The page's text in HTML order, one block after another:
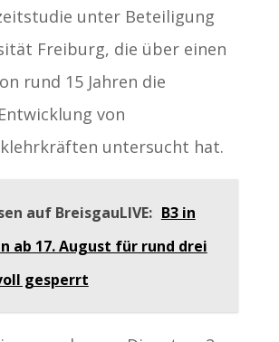
unter Beteiligung
Freiburg, die über einen
rund 15 Jahren die
von
untersucht hat.
auf BreisgauLIVE: B3 in
ab 17. August für rund drei
gesperrt